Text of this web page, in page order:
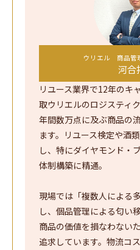
ウリエル 商品管
河合
リユース業界で12年のキ
取ウリエルのロジスティ
年間数万点に及ぶ商品の
ます。リユース検定や酒
し、特にダイヤモンド・
体制構築に精通。
現場では「複数人による
し、個品管理による匂い
商品の価値を損なわない
追求しています。物流コ